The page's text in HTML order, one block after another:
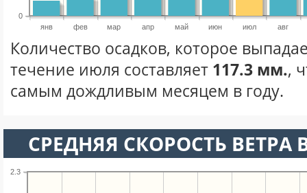
янв фев мар апр май июн июл авг
0
Количество осадков, которое
течение июля составляет 117.3 мм.,
самым дождливым месяцем в году.
СРЕДНЯЯ СКОРОСТЬ
2.3